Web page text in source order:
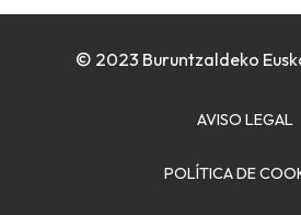
© 2023 Buruntzaldeko
AVISO LEGAL
POLÍTICA DE